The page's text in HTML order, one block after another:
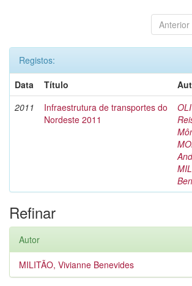
Anterior
Registos:
Data
Título
2011
Infraestrutura de transportes do
Nordeste 2011
Refinar
Autor
MILITÃO, Vivianne Benevides